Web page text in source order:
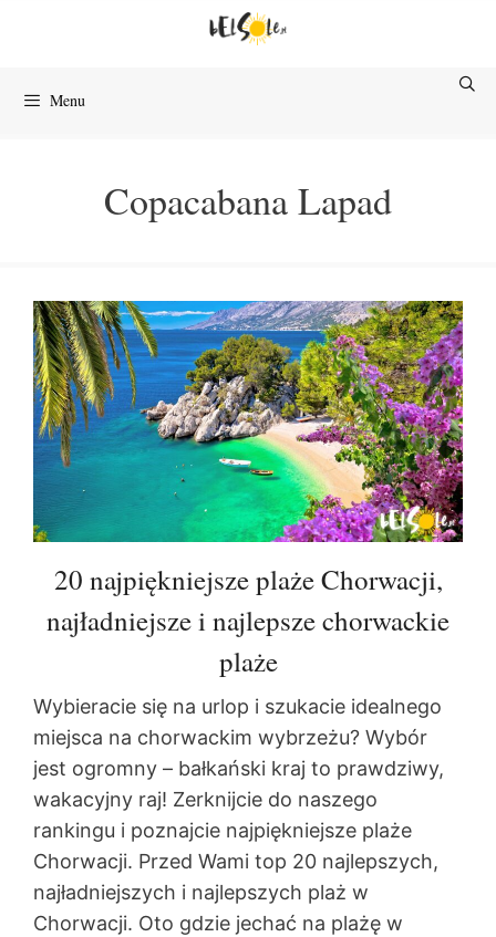
Menu
Copacabana Lapad
20 najpiękniejsze plaże Chorwacji,
najładniejsze i najlepsze chorwackie
plaże
Wybieracie się na urlop i szukacie idealnego
miejsca na chorwackim wybrzeżu? Wybór
jest ogromny – bałkański kraj to prawdziwy,
wakacyjny raj! Zerknijcie do naszego
rankingu i poznajcie najpiękniejsze plaże
Chorwacji. Przed Wami top 20 najlepszych,
najładniejszych i najlepszych plaż w
Chorwacji. Oto gdzie jechać na plażę w